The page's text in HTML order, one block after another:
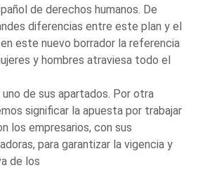
de derechos humanos. De
diferencias entre este plan y el
este nuevo borrador la referencia
y hombres atraviesa todo el
de sus apartados. Por otra
significar la apuesta por trabajar
los empresarios, con sus
para garantizar la vigencia y
de los